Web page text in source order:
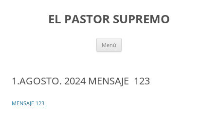
EL PASTOR SUPREMO
Menú
1.AGOSTO. 2024 MENSAJE 123
MENSAJE 123